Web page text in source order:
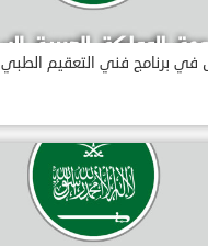
في برنامج فني التعقيم الطبي